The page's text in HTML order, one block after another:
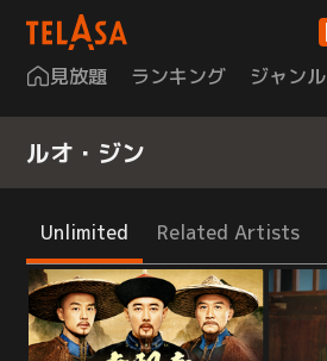
見放題 ランキング ジャンル
ルオ・ジン
Unlimited Related Artists